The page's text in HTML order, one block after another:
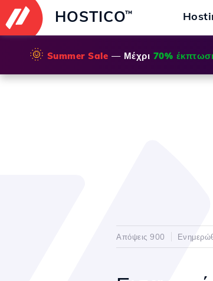
HOSTICO™
🌞 Summer Sale — Μέχρι 70%
Απόψεις 900